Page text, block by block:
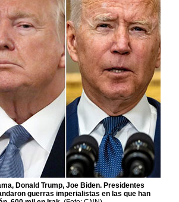
Donald Trump, Joe Biden. Presidentes
guerras imperialistas en las que han